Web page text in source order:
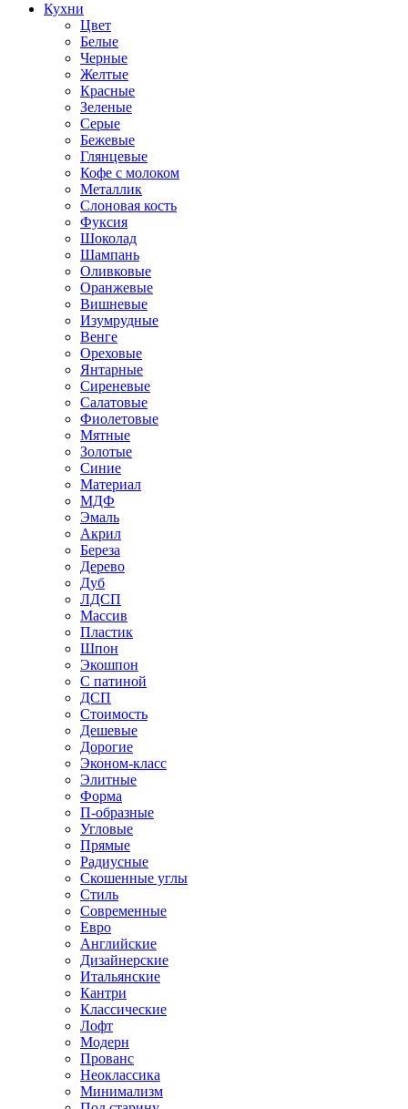
Кухни
Цвет
Белые
Черные
Желтые
Красные
Зеленые
Серые
Бежевые
Глянцевые
Кофе с молоком
Металлик
Слоновая кость
Фуксия
Шоколад
Шампань
Оливковые
Оранжевые
Вишневые
Изумрудные
Венге
Ореховые
Янтарные
Сиреневые
Салатовые
Фиолетовые
Мятные
Золотые
Синие
Материал
МДФ
Эмаль
Акрил
Береза
Дерево
Дуб
ЛДСП
Массив
Пластик
Шпон
Экошпон
С патиной
ДСП
Стоимость
Дешевые
Дорогие
Эконом-класс
Элитные
Форма
П-образные
Угловые
Прямые
Радиусные
Скошенные углы
Стиль
Современные
Евро
Английские
Дизайнерские
Итальянские
Кантри
Классические
Лофт
Модерн
Прованс
Неоклассика
Минимализм